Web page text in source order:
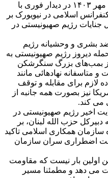
سید عباس عراقچی روز شنبه هفتم مهر ۱۴۰۳ در دیدار فوری با
اسلامی در نیویورک بر
رژیم صهیونیستی در
ضد بشری و وحشیانه رژیم
دیروز رژیم صهیونیستی به
از بمب‌های بزرگ سنگرشکن
متاسفانه نهادهائی مانند
لازم برای مقابله و توقف
نیز بصورت همه جانبه از
می کند.
اخیر رژیم صهیونیستی در
حزب الله لبنان، بر
همکاری اسلامی تاکید
اضطراری سران سازمان
اولین بار نیست که مقاومت
می دهد و مطمئنا مسیر